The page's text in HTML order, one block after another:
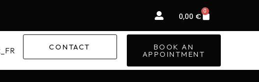
0,00 €
0
CONTACT BOOK AN
APPOINTMENT